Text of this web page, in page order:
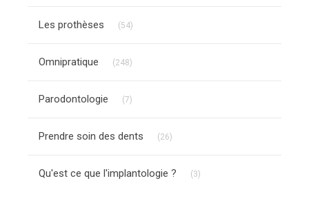
Les prothèses (54)
Omnipratique (248)
Parodontologie (7)
Prendre soin des dents (26)
Qu'est ce que l'implantologie ? (3)